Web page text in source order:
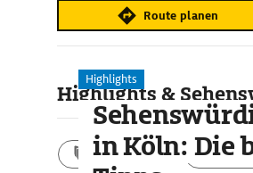
Route planen
Highlights &
Aktivitäten
Highlights
in Köln: Die